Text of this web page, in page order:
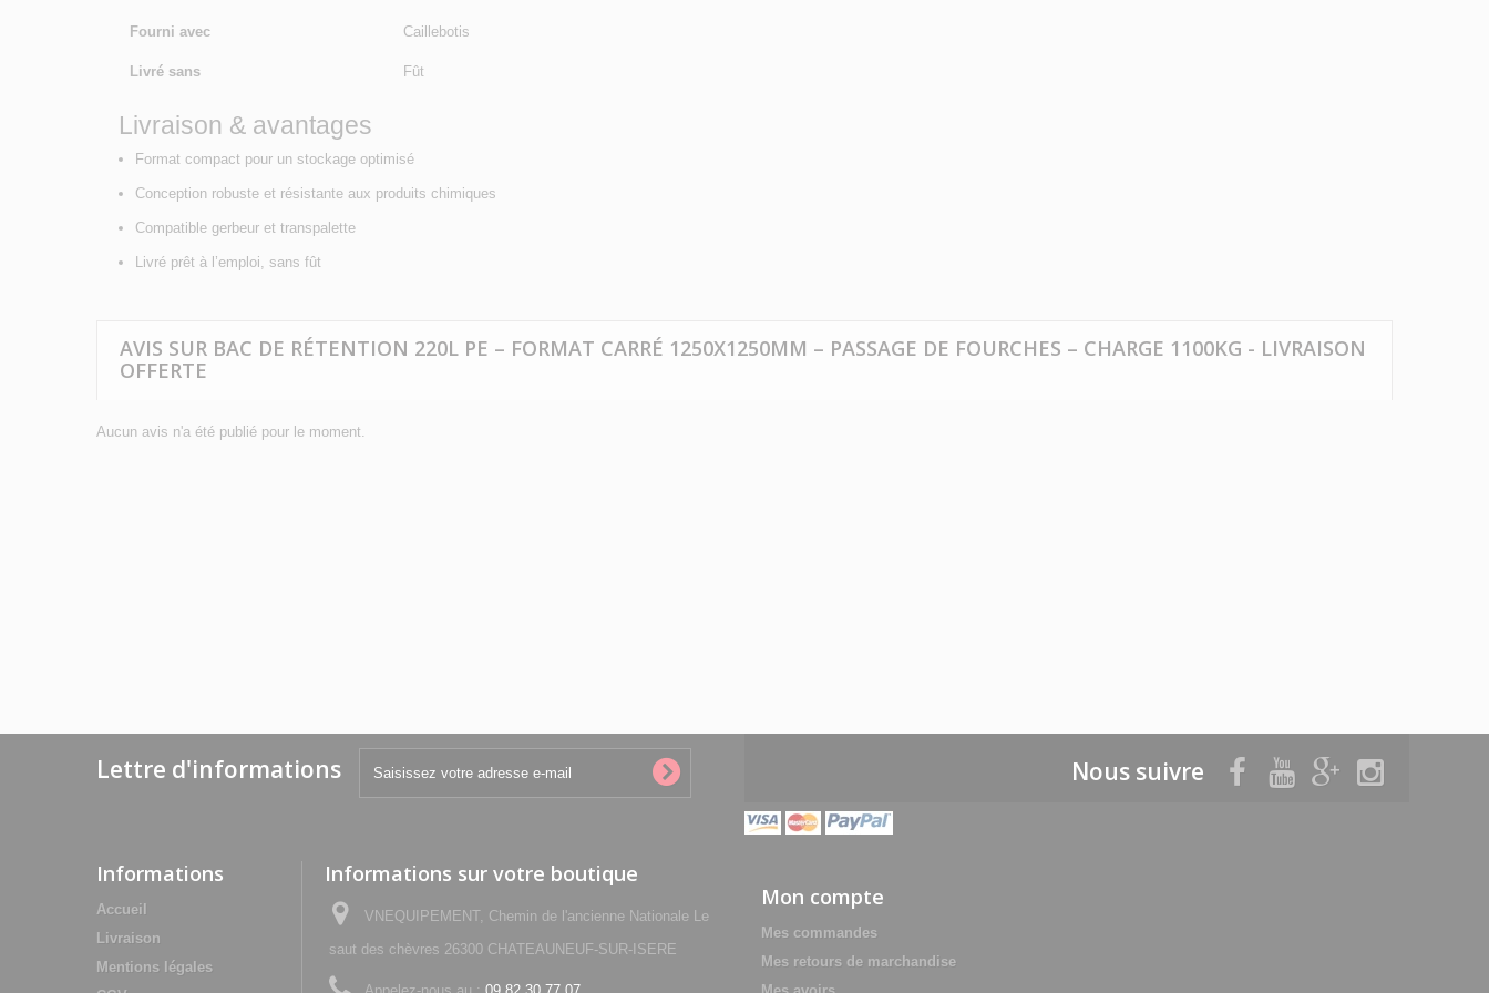
Fourni avec Caillebotis
Livré sans Fût
Livraison & avantages
Format compact pour un stockage optimisé
Conception robuste et résistante aux produits chimiques
Compatible gerbeur et transpalette
Livré prêt à l’emploi, sans fût
AVIS SUR BAC DE RÉTENTION 220L PE – FORMAT CARRÉ 1250X1250MM – PASSAGE DE FOURCHES – CHARGE 1100KG - LIVRAISON
OFFERTE
Aucun avis n'a été publié pour le moment.
Lettre d'informations Nous suivre
Informations
Accueil
Livraison
Mentions légales
Informations sur votre boutique
VNEQUIPEMENT, Chemin de l'ancienne Nationale Le
saut des chèvres 26300 CHATEAUNEUF-SUR-ISERE
Mon compte
Mes commandes
Mes retours de marchandise